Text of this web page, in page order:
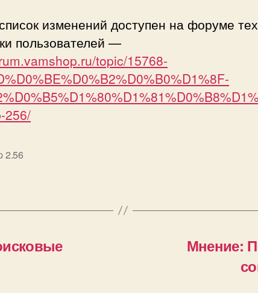
изменений доступен на форуме
пользователей —
topic/15768-
256/
2.56
Мнение: